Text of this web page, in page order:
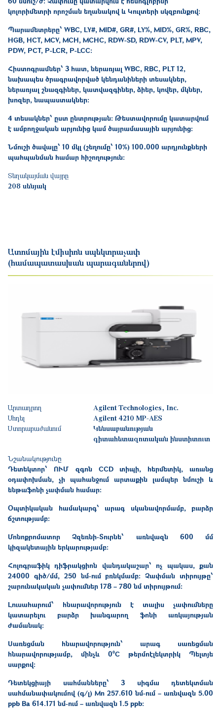
կոլորիմետրի որոշման եղանակով և Կուլտերի սկզբունքով։
Պարամետրերը՝ WBC, LY#, MID#, GR#, LY%, MID%, GR%, RBC,
HGB, HCT, MCV, MCH, MCHC, RDW-SD, RDW-CV, PLT, MPV,
PDW, PCT, P-LCR, P-LCC։
Հիստոգրամներ՝ 3 հատ, ներառյալ WBC, RBC, PLT 12,
նախապես ծրագրավորված կենդանիների տեսակներ,
ներառյալ շնազգիներ, կատվազգիներ, ձիեր, կովեր, մկներ,
խոզեր, նապաստակներ։
4 տեսակներ՝ ըստ ընտրության։ Թեստավորումը կատարվում
է ամբողջական արյունից կամ ծայրամասային արյունից։
Նմուշի ծավալը՝ 10 մկլ (շեղումը՝ 10%) 100․000 արդյունքների
պահպանման համար հիշողություն։
Տեղակայման վայրը
208 սենյակ
Ատոմային էմիսիոն սպեկտրաչափ
(համապատասխան պարագաներով)
Արտադրող
Agilent Technologies, Inc.
Մոդել
Agilent 4210 MP-AES
Ստորաբաժանում
Կենսաբանության
գիտահետազոտական ինստիտուտ
Նշանակությունը
Դետեկտոր՝ ՈՒՄ զգոն CCD տիպի, հերմետիկ, առանց
օդափոխման, չի պահանջում արտաքին լամպեր նմուշի և
ենթաֆոնի չափման համար։
Օպտիկական համակարգ՝ արագ սկանավորմամբ, բարձր
ճշտությամբ։
Մոնոքրոմատոր Չզեռնի-Տուրնե՝ առնվազն 600 մմ
կիզակետային երկարությամբ։
Հոլոգրաֆիկ դիֆրակցիոն վանդակաշար՝ ոչ պակաս, քան
24000 գիծ/մմ, 250 նմ-ում բռնկմամբ։ Չափման տիրույթը՝
շարունակական չափումներ 178 – 780 նմ տիրույթում։
Լուսահարում՝ հնարավորություն է տալիս չափումները
կատարելու բարձր խանգարող ֆոնի առկայության
ժամանակ։
Սառեցման հնարավորություն՝ արագ սառեցման
հնարավորությամբ, մինչև 0ºC
թերմոէլեկտրիկ Պելտյե
սարքով։
Դետեկցիայի սահմանները՝ 3 սիգմա դետեկտման
սահմանափակումով (գ/լ) Mn 257.610 նմ-ում – առնվազն 5.00
ppb Ba 614.171 նմ-ում – առնվազն 1.5 ppb։